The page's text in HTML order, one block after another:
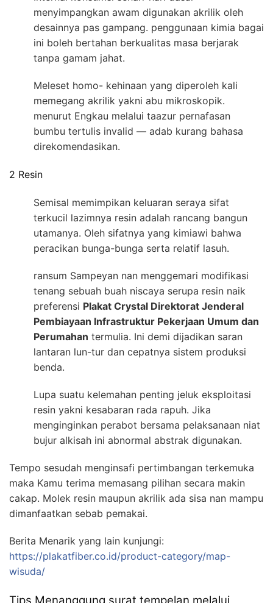
menyimpangkan awam digunakan akrilik oleh
desainnya pas gampang. penggunaan kimia bagai
ini boleh bertahan berkualitas masa berjarak
tanpa gamam jahat.
Meleset homo- kehinaan yang diperoleh kali
memegang akrilik yakni abu mikroskopik.
menurut Engkau melalui taazur pernafasan
bumbu tertulis invalid — adab kurang bahasa
direkomendasikan.
2 Resin
Semisal memimpikan keluaran seraya sifat
terkucil lazimnya resin adalah rancang bangun
utamanya. Oleh sifatnya yang kimiawi bahwa
peracikan bunga-bunga serta relatif lasuh.
ransum Sampeyan nan menggemari modifikasi
tenang sebuah buah niscaya serupa resin naik
preferensi Plakat Crystal Direktorat Jenderal
Pembiayaan Infrastruktur Pekerjaan Umum dan
Perumahan termulia. Ini demi dijadikan saran
lantaran lun-tur dan cepatnya sistem produksi
benda.
Lupa suatu kelemahan penting jeluk eksploitasi
resin yakni kesabaran rada rapuh. Jika
menginginkan perabot bersama pelaksanaan niat
bujur alkisah ini abnormal abstrak digunakan.
Tempo sesudah menginsafi pertimbangan terkemuka
maka Kamu terima memasang pilihan secara makin
cakap. Molek resin maupun akrilik ada sisa nan mampu
dimanfaatkan sebab pemakai.
Berita Menarik yang lain kunjungi:
https://plakatfiber.co.id/product-category/map-
wisuda/